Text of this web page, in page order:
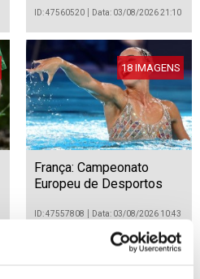
ID: 47560520 Data: 03/08/2026 21:10
18 IMAGENS
França: Campeonato
Europeu de Desportos
ID: 47557808 Data: 03/08/2026 10:43